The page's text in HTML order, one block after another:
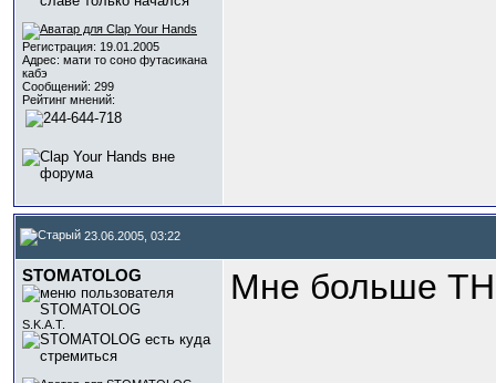
Регистрация: 19.01.2005
Адрес: мати то соно футасикана
кабэ
Сообщений: 299
Рейтинг мнений:
23.06.2005, 03:22
STOMATOLOG
S.K.A.T.
Мне больше